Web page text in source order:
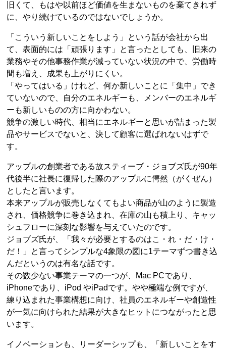
旧くて、もはや以前ほど価値を生まないものを棄てきれず
に、やり続けているのではないでしょうか。
「こういう新しいことをしよう」という話が会社から出
て、表面的には「頑張ります」と言ったとしても、旧来の
業務やその他事務作業が減っていない状況の中で、労働時
間も増え、成果も上がりにくい。
「やってはいる」けれど、何か新しいことに「集中」でき
ていないので、自分のエネルギーも、メンバーのエネルギ
ーも新しいものの方に向かわない。
競争の激しい時代、相当にエネルギーと思いが詰まった製
品やサービスでないと、決して顧客に選ばれないはずで
す。
アップルの創業者である故スティーブ・ジョブズ氏が90年
代後半に社長に復帰した際のアップルに愕然（がくぜん）
としたと言います。
本来アップルが販売しなくてもよい商品が山のように製造
され、価格競争に巻き込まれ、在庫の山も積上り、キャッ
シュフローに深刻な影響を与えていたのです。
ジョブズ氏が、「我々が必要とするのはこ・れ・だ・け・
だ！」と言ってシンプルな4象限の図に1テーマずつ書き込
んだというのは有名な話です。
その数少ない事業テーマの一つが、Mac PCであり、
iPhoneであり、iPod やiPadです。やや極端な例ですが、
練り込まれた事業構想に向け、社員のエネルギーや創造性
が一気に向けられた結果が大きなヒットにつながったと思
います。
イノベーションも、リーダーシップも、「新しいことをす